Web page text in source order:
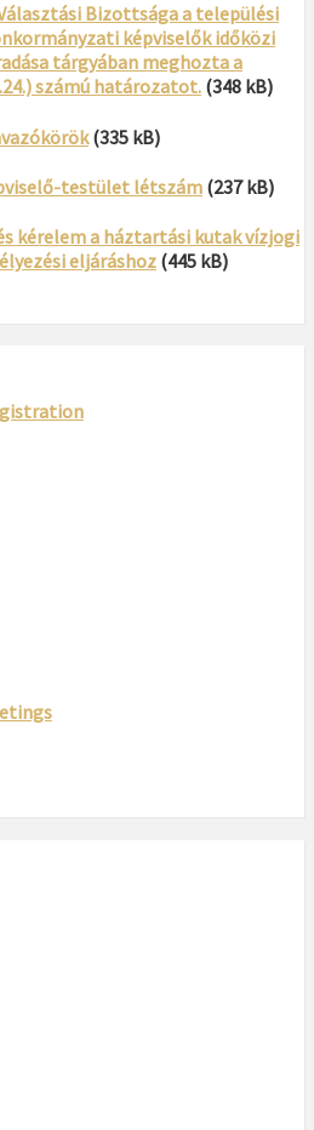
Bizottsága a települési
képviselők időközi
tárgyában meghozta a
számú határozatot. (348 kB)
(335 kB)
testület létszám (237 kB)
kérelem a háztartási kutak vízjogi
eljáráshoz (445 kB)